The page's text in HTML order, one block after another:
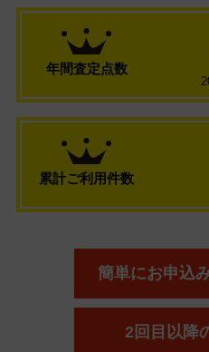
年間査定点数
累計ご利用件数
簡単にお申込
2回目以降